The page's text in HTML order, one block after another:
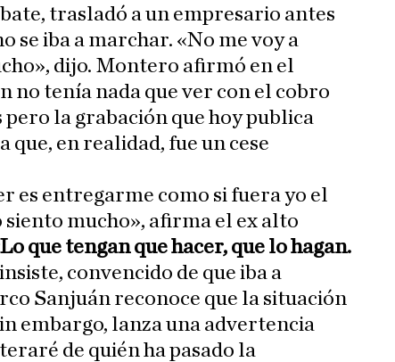
trasladó a un empresario antes
se iba a marchar. «No me voy a
dijo. Montero afirmó en el
no tenía nada que ver con el cobro
pero la grabación que hoy publica
que, en realidad, fue un cese
es entregarme como si fuera yo el
siento mucho», afirma el ex alto
que tengan que hacer, que lo hagan.
convencido de que iba a
Sanjuán reconoce que la situación
embargo, lanza una advertencia
de quién ha pasado la